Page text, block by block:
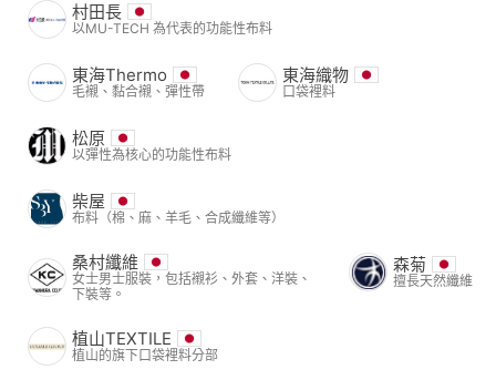
村田長
以MU-TECH 為代表的功能性布料
東海Thermo
毛襯、黏合襯、彈性帶
東海織物
口袋裡料
松原
以彈性為核心的功能性布料
柴屋
布料（棉、麻、羊毛、合成纖維等）
桑村纖維
女士男士服裝，包括襯衫、外套、洋裝、
下裝等。
森菊
擅長天然纖維
植山TEXTILE
植山的旗下口袋裡料分部